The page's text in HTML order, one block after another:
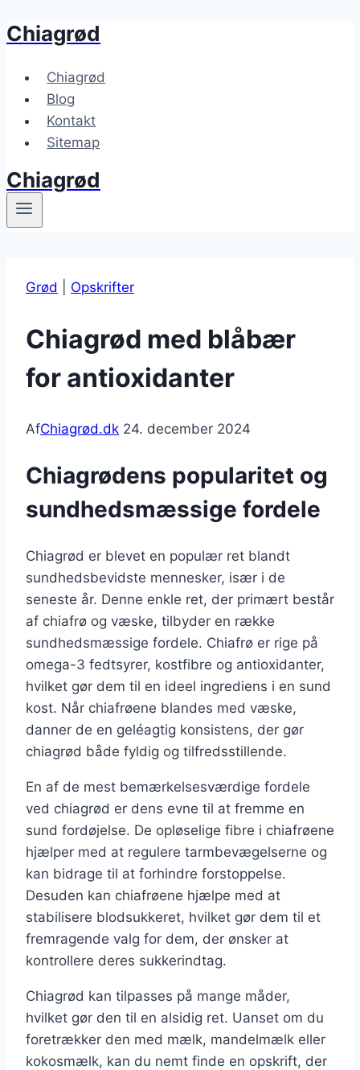
Fortsæt
indhold
Chiagrød
Chiagrød
Blog
Kontakt
Sitemap
Chiagrød
Grød Opskrifter
Chiagrød med blåbær
for antioxidanter
AfChiagrød.dk 24. december 2024
Chiagrødens popularitet og
sundhedsmæssige fordele
Chiagrød er blevet en populær ret blandt
sundhedsbevidste mennesker, især i de
seneste år. Denne enkle ret, der primært består
af chiafrø og væske, tilbyder en række
sundhedsmæssige fordele. Chiafrø er rige på
omega-3 fedtsyrer, kostfibre og antioxidanter,
hvilket gør dem til en ideel ingrediens i en sund
kost. Når chiafrøene blandes med væske,
danner de en geléagtig konsistens, der gør
chiagrød både fyldig og tilfredsstillende.
En af de mest bemærkelsesværdige fordele
ved chiagrød er dens evne til at fremme en
sund fordøjelse. De opløselige fibre i chiafrøene
hjælper med at regulere tarmbevægelserne og
kan bidrage til at forhindre forstoppelse.
Desuden kan chiafrøene hjælpe med at
stabilisere blodsukkeret, hvilket gør dem til et
fremragende valg for dem, der ønsker at
kontrollere deres sukkerindtag.
Chiagrød kan tilpasses på mange måder,
hvilket gør den til en alsidig ret. Uanset om du
foretrækker den med mælk, mandelmælk eller
kokosmælk, kan du nemt finde en opskrift, der